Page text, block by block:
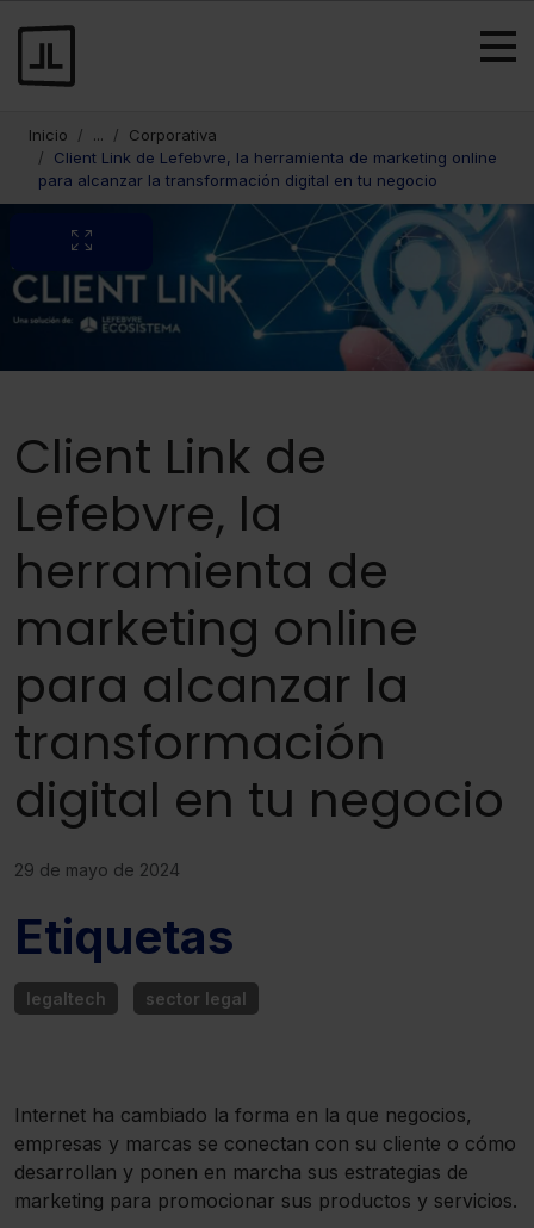
Inicio ...
Corporativa
Client Link de Lefebvre, la herramienta de marketing online
para alcanzar la transformación digital en tu negocio
Client Link de
Lefebvre, la
herramienta de
marketing online
para alcanzar la
transformación
digital en tu negocio
29 de mayo de 2024
Internet ha cambiado la forma en la que negocios,
empresas y marcas se conectan con su cliente o cómo
desarrollan y ponen en marcha sus estrategias de
marketing para promocionar sus productos y servicios.
Etiquetas
legaltech sector legal